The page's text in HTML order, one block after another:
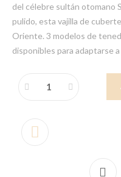
del célebre sultán otomano
pulido, esta vajilla de
Oriente. 3 modelos de
disponibles para adaptarse